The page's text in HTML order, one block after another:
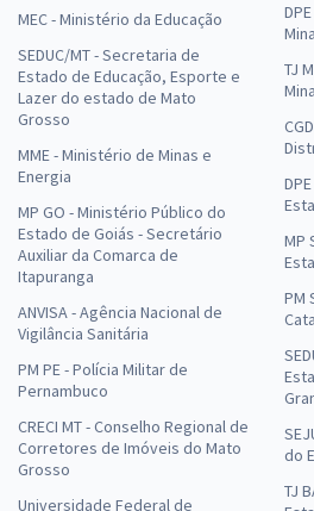
MEC - Ministério da Educação
SEDUC/MT - Secretaria de
Estado de Educação, Esporte e
Lazer do estado de Mato
Grosso
MME - Ministério de Minas e
Energia
MP GO - Ministério Público do
Estado de Goiás - Secretário
Auxiliar da Comarca de
Itapuranga
ANVISA - Agência Nacional de
Vigilância Sanitária
PM PE - Polícia Militar de
Pernambuco
CRECI MT - Conselho Regional de
Corretores de Imóveis do Mato
Grosso
Universidade Federal de
TJ
MP
PM
do
TJ